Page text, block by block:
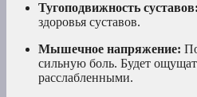
Тугоподвижность суставов:
здоровья суставов.
Мышечное напряжение:
сильную боль. Будет
расслабленными.